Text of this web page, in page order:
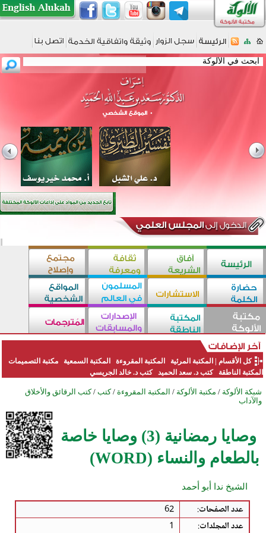
كل الأقسام المكتبة المرئية المكتبة المقروءة المكتبة السمعية
مكتبة التصميمات
المكتبة الناطقة
كتب د. سعد الحميد كتب د. خالد الجريسي
شبكة الألوكة / مكتبة الألوكة / المكتبة المقروءة / كتب / كتب الرقائق والأخلاق
والآداب
وصايا رمضانية (3) وصايا خاصة
بالطعام والنساء (WORD)
الشيخ ندا أبو أحمد
عدد الصفحات:
62
عدد المجلدات:
1